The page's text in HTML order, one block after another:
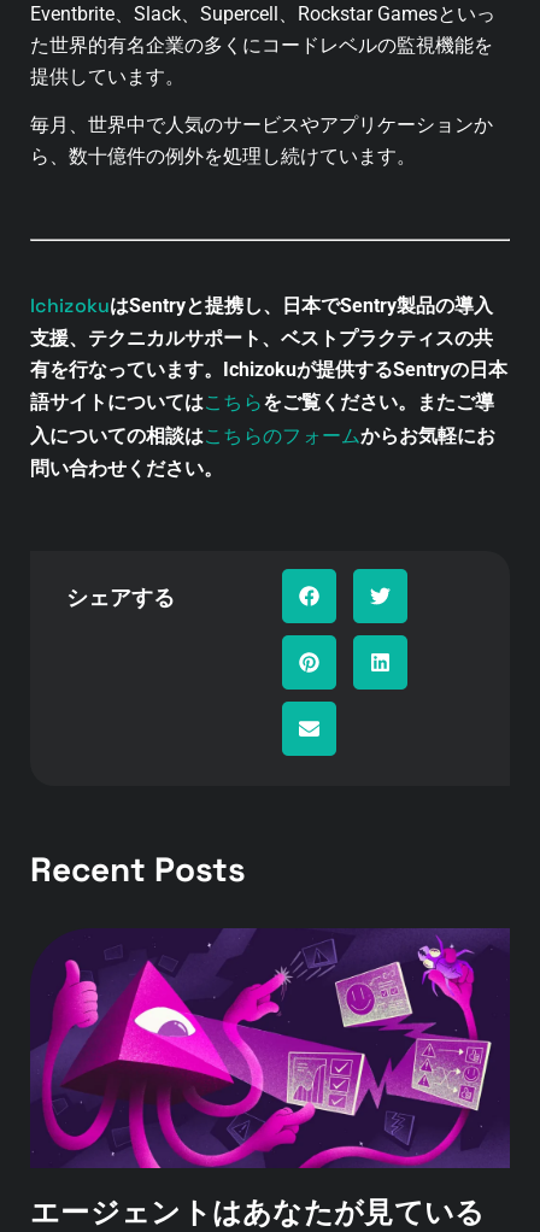
Eventbrite、Slack、Supercell、Rockstar Gamesといっ
た世界的有名企業の多くにコードレベルの監視機能を
提供しています。
毎月、世界中で人気のサービスやアプリケーションか
ら、数十億件の例外を処理し続けています。
IchizokuはSentryと提携し、日本でSentry製品の導入
支援、テクニカルサポート、ベストプラクティスの共
有を行なっています。Ichizokuが提供するSentryの日本
語サイトについてはこちらをご覧ください。またご導
入についての相談はこちらのフォームからお気軽にお
問い合わせください。
シェアする
Recent Posts
エージェントはあなたが見ている